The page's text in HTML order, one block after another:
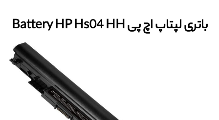
باتری لپتاپ اچ پی Battery HP Hs04 HH